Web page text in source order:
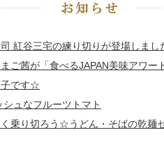
紅谷三宅の練り切りが登場しまし
ご茜が「食べるJAPAN美味アワー
子です☆
ュなフルーツトマト
乗り切ろう☆うどん・そばの乾麺